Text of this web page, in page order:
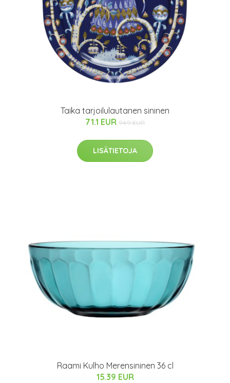
Taika tarjoilulautanen sininen
71.1 EUR 94.9 EUR
LISÄTIETOJA
Raami Kulho Merensininen 36 cl
15.39 EUR